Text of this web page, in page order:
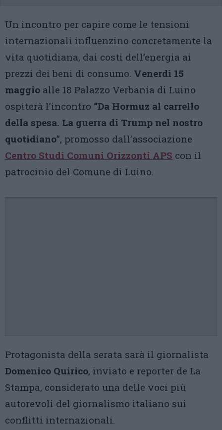
Un incontro per capire come le tensioni
internazionali influenzino concretamente la
vita quotidiana, dai costi dell’energia ai
prezzi dei beni di consumo. Venerdì 15
maggio alle 18 Palazzo Verbania di Luino
ospiterà l’incontro “Da Hormuz al carrello
della spesa. La guerra di Trump nel nostro
quotidiano”, promosso dall’associazione
Centro Studi Comuni Orizzonti APS con il
patrocinio del Comune di Luino.
Protagonista della serata sarà il giornalista
Domenico Quirico, inviato e reporter de La
Stampa, considerato una delle voci più
autorevoli del giornalismo italiano sui
conflitti internazionali.